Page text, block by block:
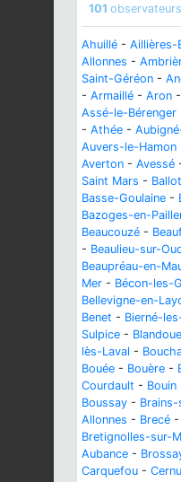
101 observateurs
Ahuillé - Aillières-
Allonnes -
Saint-Géréon -
- Armaillé - Aron -
Assé-le-Bérenger
- Athée -
Auvers-le-Hamon
Averton - Avessé
Saint Mars -
Basse-Goulaine -
Bazoges-en-
Beaucouzé -
- Beaulieu-sur-
Beaupréau-en-
Mer - Bécon-les-
Bellevigne-en-
Benet - Bierné-
Sulpice -
lès-Laval -
Bouée - Bouère -
Courdault - Bouin
Boussay -
Allonnes - Brecé -
Bretignolles-sur-
Aubance -
Carquefou -